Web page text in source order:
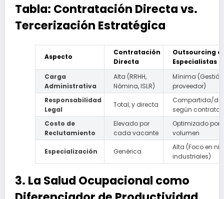
Tabla: Contratación Directa vs.
Tercerización Estratégica
Aspecto
Contratación
Directa
Outsourcing
Especialistas
Carga
Administrativa
Alta (RRHH,
Nómina, ISLR)
Mínima
proveedor)
Responsabilidad
Legal
Total, y directa
Compartida/
según contrato
Costo de
Reclutamiento
Elevado por
cada vacante
Optimizado por
volumen
Especialización Genérica
Alta (Foco en
industriales)
3. La Salud Ocupacional como